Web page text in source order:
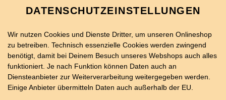
DATENSCHUTZEINSTELLUNGEN
Wir nutzen Cookies und Dienste Dritter, um unseren Onlineshop
zu betreiben. Technisch essenzielle Cookies werden zwingend
benötigt, damit bei Deinem Besuch unseres Webshops auch alles
funktioniert. Je nach Funktion können Daten auch an
Diensteanbieter zur Weiterverarbeitung weitergegeben werden.
Einige Anbieter übermitteln Daten auch außerhalb der EU.